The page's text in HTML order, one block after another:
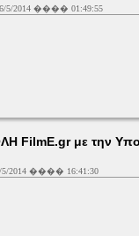
���� 01:49:55
FilmE.gr με την
���� 16:41:30